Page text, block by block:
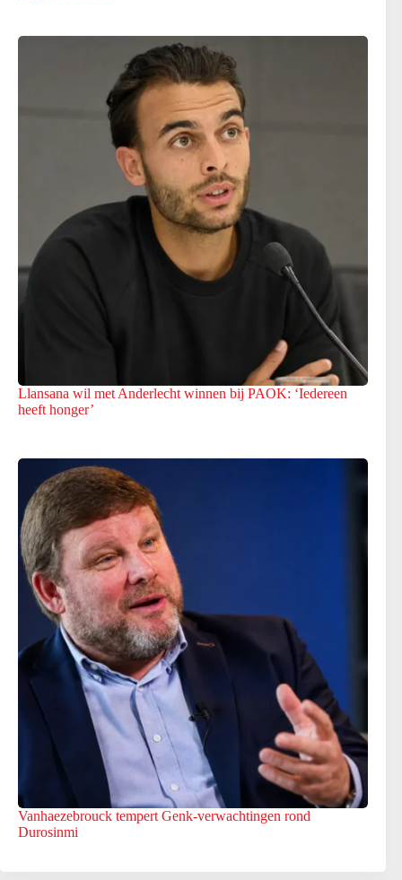
Llansana wil met Anderlecht winnen bij PAOK: ‘Iedereen
heeft honger’
Vanhaezebrouck tempert Genk-verwachtingen rond
Durosinmi